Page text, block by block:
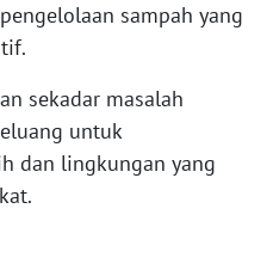
sampah yang
sekadar masalah
untuk
dan lingkungan yang